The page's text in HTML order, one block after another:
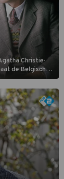
Christie-
de Belgische
al snel